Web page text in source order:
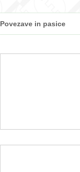
Povezave in pasice